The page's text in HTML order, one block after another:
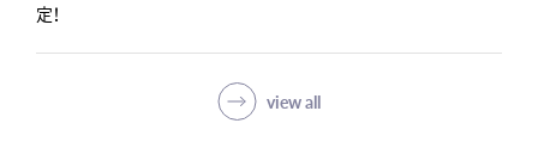
view all
定！